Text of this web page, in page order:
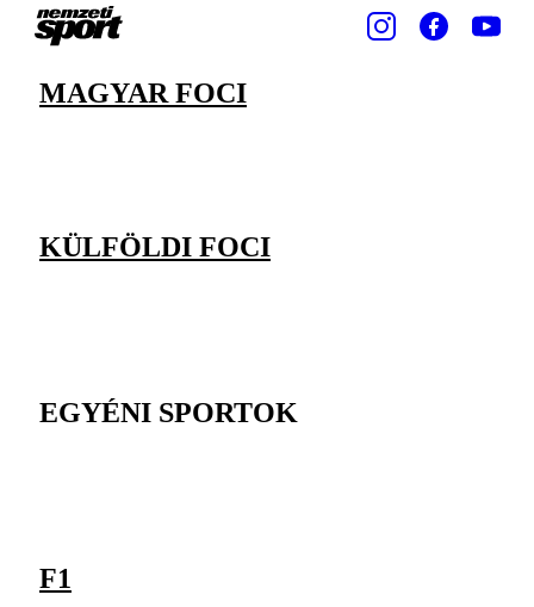
MAGYAR FOCI
KÜLFÖLDI FOCI
EGYÉNI SPORTOK
F1